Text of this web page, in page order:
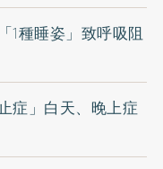
1種睡姿」致呼吸阻
症」白天、晚上症